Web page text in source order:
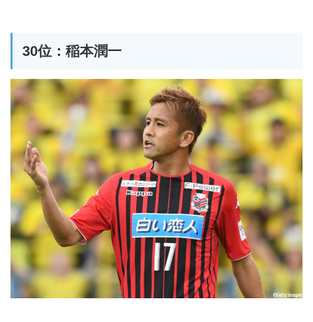
30位：稲本潤一